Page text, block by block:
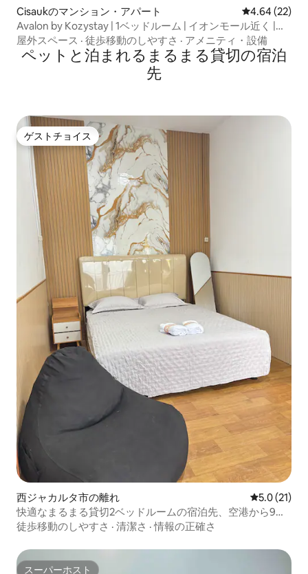
Cisaukのマンション・アパート レビュー22
4.64 (22)
Avalon by Kozystay | 1ベッドルーム | イオンモール近く |
BSD
屋外スペース · 徒歩移動のしやすさ · アメニティ・設備
ペットと泊まれるまるまる貸切の宿泊
先
ゲストチョイス
ゲストチョイス
西ジャカルタ市の離れ レビュー21
5.0 (21)
快適なまるまる貸切2ベッドルームの宿泊先、空港から9
km
徒歩移動のしやすさ · 清潔さ ·情報の正確さ
スーパーホスト